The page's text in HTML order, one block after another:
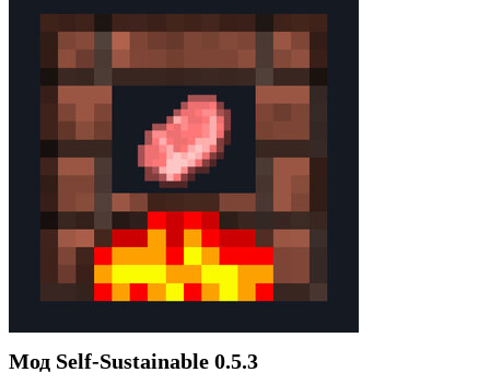
Мод Self-Sustainable 0.5.3